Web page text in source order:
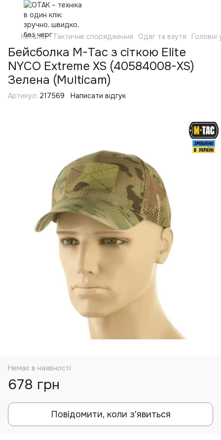
Каталог Тактичне спорядження Одяг та взутя Головні
Бейсболка M-Tac з сіткою Elite
NYCO Extreme XS (40584008-XS)
Зелена (Multicam)
Артикул: 217569 Написати відгук
Немає в наявності
678 грн
Повідомити, коли з'явиться